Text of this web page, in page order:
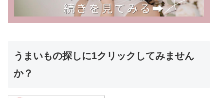
うまいもの探しに1クリックしてみません
か？